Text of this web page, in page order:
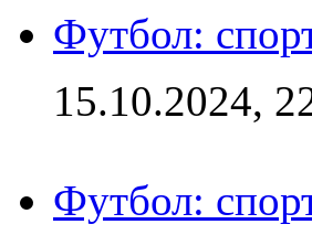
Футбол:
15.10.2024,
Футбол: